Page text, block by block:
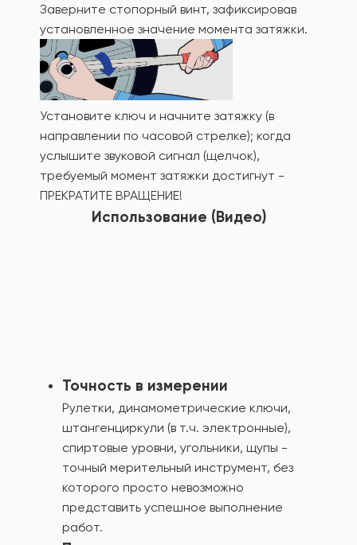
Заверните стопорный винт, зафиксировав
установленное значение момента затяжки.
Установите ключ и начните затяжку (в
направлении по часовой стрелке); когда
услышите звуковой сигнал (щелчок),
требуемый момент затяжки достигнут -
ПРЕКРАТИТЕ ВРАЩЕНИЕ!
Использование (Видео)
Точность в измерении
Рулетки, динамометрические ключи,
штангенциркули (в т.ч. электронные),
спиртовые уровни, угольники, щупы -
точный мерительный инструмент, без
которого просто невозможно
представить успешное выполнение
работ.